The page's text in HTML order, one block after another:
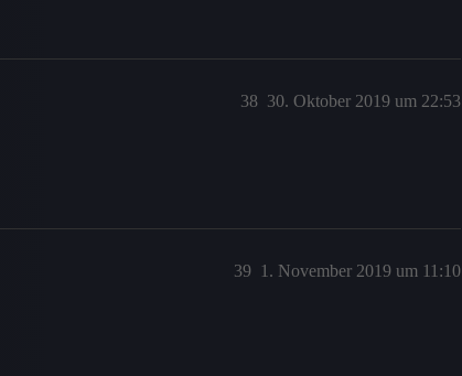
30. Oktober 2019 um 22:53
38
1. November 2019 um 11:10
39